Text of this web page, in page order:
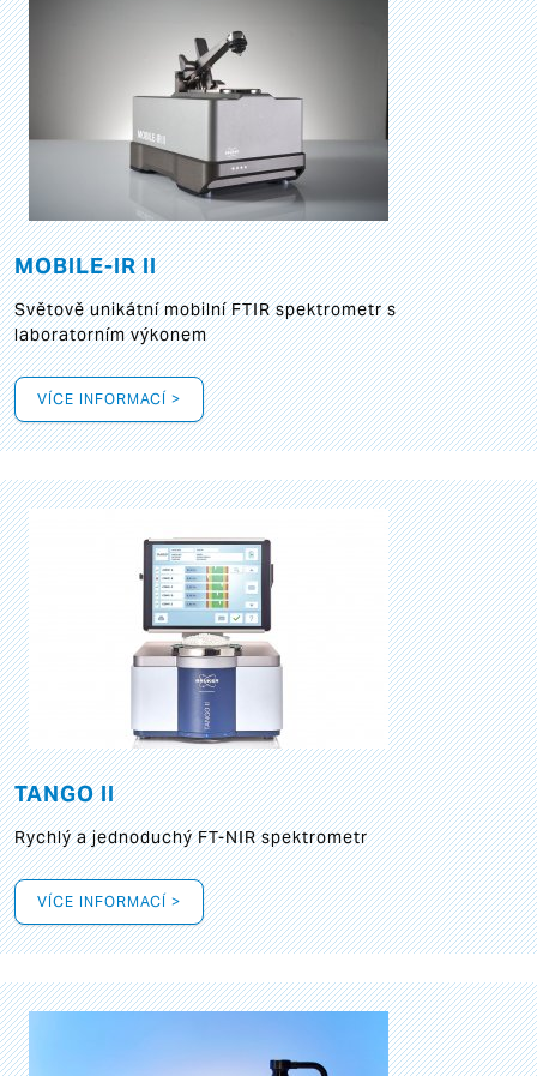
MOBILE-IR II
Světově unikátní mobilní FTIR spektrometr s
laboratorním výkonem
VÍCE INFORMACÍ >
TANGO II
Rychlý a jednoduchý FT-NIR spektrometr
VÍCE INFORMACÍ >